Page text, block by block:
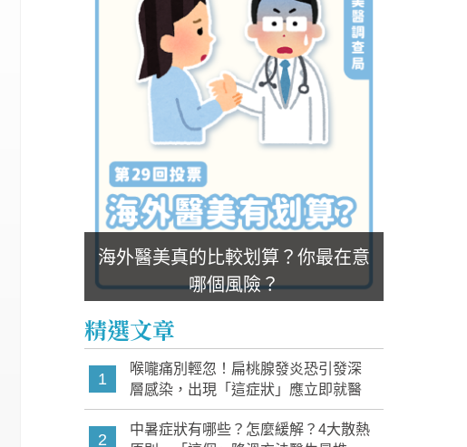
海外醫美真的比較划算？你最在意
哪個風險？
精選文章
1
喉嚨痛別輕忽！扁桃腺發炎恐引發深
層感染，出現「這症狀」應立即就醫
2
中暑症狀有哪些？怎麼緩解？4大散熱